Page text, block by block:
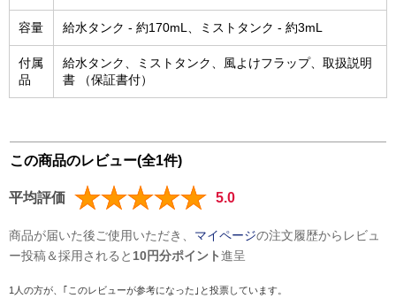
容量 給水タンク - 約170mL、ミストタンク - 約3mL
付属
品
給水タンク、ミストタンク、風よけフラップ、取扱説明
書 （保証書付）
この商品のレビュー(全1件)
平均評価 5.0
商品が届いた後ご使用いただき、 マイページの注文履歴からレビュ
ー投稿＆採用されると 10円分ポイント進呈
1人の方が、｢このレビューが参考になった｣と投票しています。